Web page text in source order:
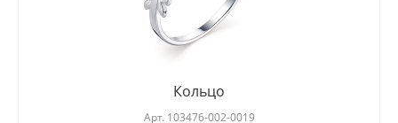
Кольцо
Арт. 103476-002-0019